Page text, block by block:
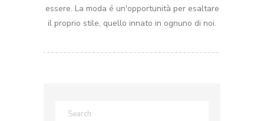
essere. La moda é un'opportunità per esaltare
il proprio stile, quello innato in ognuno di noi.